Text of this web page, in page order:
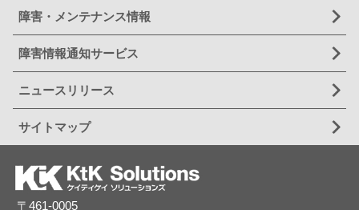
障害・メンテナンス情報
障害情報通知サービス
ニュースリリース
サイトマップ
〒461-0005